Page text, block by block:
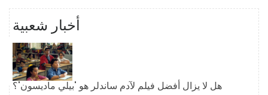
أخبار شعبية
هل لا يزال أفضل فيلم لآدم ساندلر هو 'بيلي ماديسون'؟